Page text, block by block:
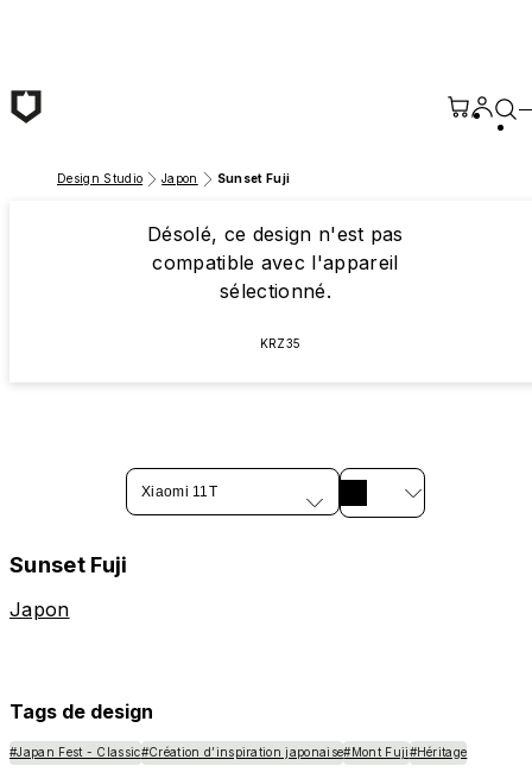
Design Studio Japon Sunset Fuji
Désolé, ce design n'est pas
compatible avec l'appareil
sélectionné.
KRZ35
Xiaomi 11T
Sunset Fuji
Japon
Tags de design
#Japan Fest - Classic#Création d’inspiration japonaise#Mont Fuji#Héritage